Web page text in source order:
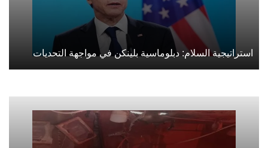
استراتيجية السلام: دبلوماسية بلينكن في مواجهة التحديات